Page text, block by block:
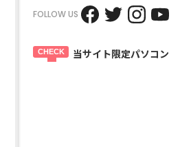
FOLLOW US
当サイト限定パソコン